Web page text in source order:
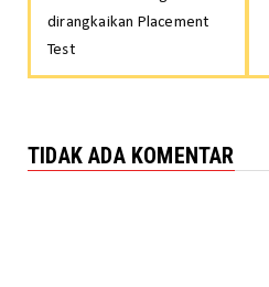
dirangkaikan Placement
Test
TIDAK ADA KOMENTAR